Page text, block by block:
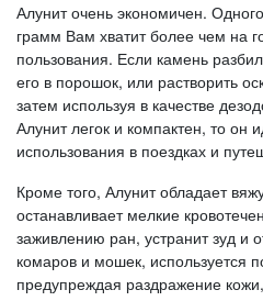
Алунит очень экономичен.
грамм Вам хватит более чем на
пользования. Если камень
его в порошок, или растворить
затем используя в качестве
Алунит легок и компактен, то он
использования в поездках и
Кроме того, Алунит обладает
останавливает мелкие
заживлению ран, устранит зуд и
комаров и мошек, используется
предупреждая раздражение